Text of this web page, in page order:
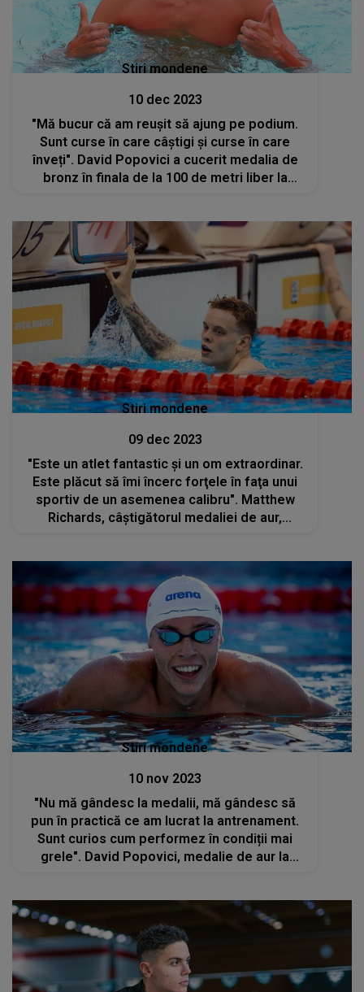
Stiri mondene
10 dec 2023
"Mă bucur că am reușit să ajung pe podium.
Sunt curse în care câștigi și curse în care
înveți". David Popovici a cucerit medalia de
bronz în finala de la 100 de metri liber la
Stiri mondene
09 dec 2023
"Este un atlet fantastic şi un om extraordinar.
Este plăcut să îmi încerc forţele în faţa unui
sportiv de un asemenea calibru". Matthew
Richards, câștigătorul medaliei de aur,
Stiri mondene
10 nov 2023
"Nu mă gândesc la medalii, mă gândesc să
pun în practică ce am lucrat la antrenament.
Sunt curios cum performez în condiții mai
grele". David Popovici, medalie de aur la